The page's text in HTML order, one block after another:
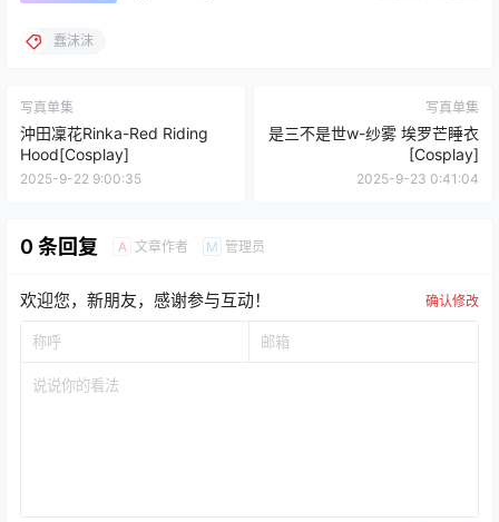
蠢沫沫
写真单集
沖田凜花Rinka-Red Riding
Hood[Cosplay]
2025-9-22 9:00:35
写真单集
是三不是世w-纱雾 埃罗芒睡衣
[Cosplay]
2025-9-23 0:41:04
0 条回复 A 文章作者 M 管理员
欢迎您，新朋友，感谢参与互动！ 确认修改